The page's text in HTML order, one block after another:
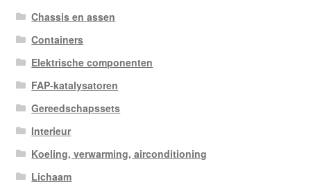
Chassis en assen
Containers
Elektrische componenten
FAP-katalysatoren
Gereedschapssets
Interieur
Koeling, verwarming, airconditioning
Lichaam